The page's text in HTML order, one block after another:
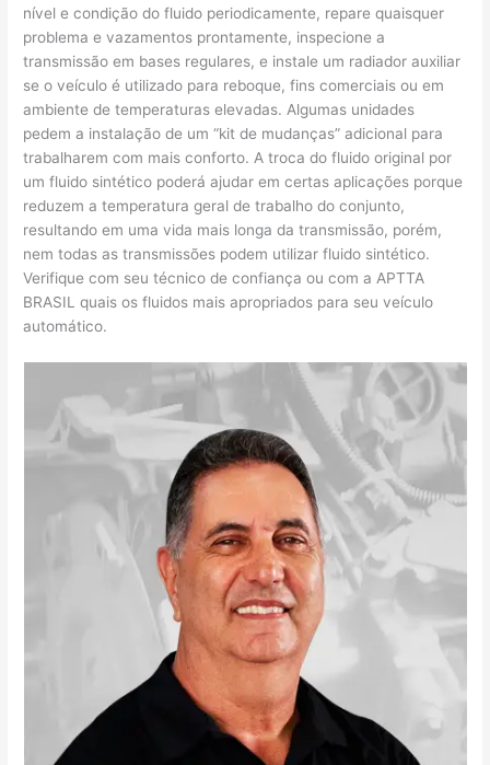
nível e condição do fluido periodicamente, repare quaisquer
problema e vazamentos prontamente, inspecione a
transmissão em bases regulares, e instale um radiador auxiliar
se o veículo é utilizado para reboque, fins comerciais ou em
ambiente de temperaturas elevadas. Algumas unidades
pedem a instalação de um “kit de mudanças” adicional para
trabalharem com mais conforto. A troca do fluido original por
um fluido sintético poderá ajudar em certas aplicações porque
reduzem a temperatura geral de trabalho do conjunto,
resultando em uma vida mais longa da transmissão, porém,
nem todas as transmissões podem utilizar fluido sintético.
Verifique com seu técnico de confiança ou com a APTTA
BRASIL quais os fluidos mais apropriados para seu veículo
automático.